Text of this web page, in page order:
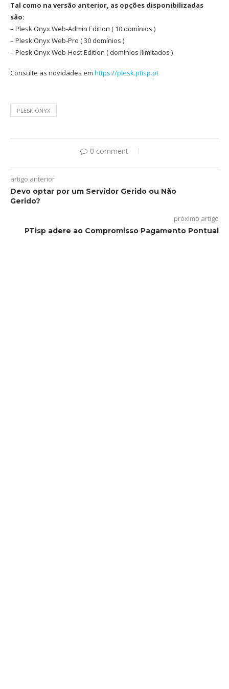
Tal como na versão anterior, as opções disponibilizadas
são:
– Plesk Onyx Web-Admin Edition ( 10 domínios )
– Plesk Onyx Web-Pro ( 30 domínios )
– Plesk Onyx Web-Host Edition ( domínios ilimitados )
Consulte as novidades em https://plesk.ptisp.pt
PLESK ONYX
0 comment
artigo anterior
Devo optar por um Servidor Gerido ou Não
Gerido?
próximo artigo
PTisp adere ao Compromisso Pagamento Pontual